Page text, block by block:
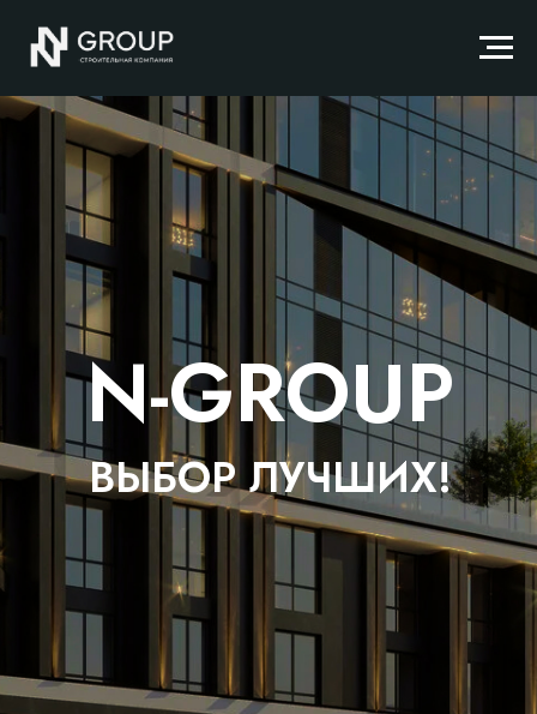
N-GROUP
ВЫБОР ЛУЧШИХ!